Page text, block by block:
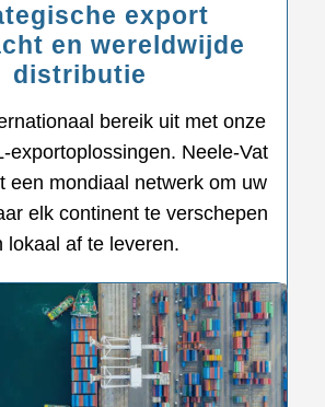
export
en wereldwijde
distributie
bereik uit met onze
exportoplossingen. Neele-Vat
een mondiaal netwerk om uw
elk continent te verschepen
lokaal af te leveren.